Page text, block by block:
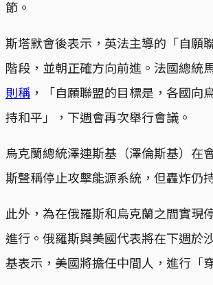
節。
斯塔默會後表示，英法主導的「自願
階段，並朝正確方向前進。法國總統
則稱 ，「自願聯盟的目標是，各國向
持和平」，下週會再次舉行會議。
烏克蘭總統澤連斯基（澤倫斯基）在
斯聲稱停止攻擊能源系統，但轟炸仍
此外，為在俄羅斯和烏克蘭之間實現
進行。俄羅斯與美國代表將在下週於
基表示，美國將擔任中間人，進行「